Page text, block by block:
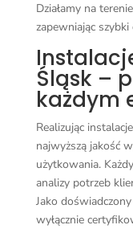
Działamy na
zapewniając
Śląsk –
każdym
Realizując
najwyższą jakość
użytkowania.
analizy potrzeb
Jako
wyłącznie